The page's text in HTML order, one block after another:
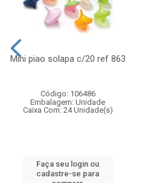
Mini piao solapa c/20 ref 863
Código: 106486
Embalagem: Unidade
Caixa Com: 24 Unidade(s)
Faça seu login ou
cadastre-se para